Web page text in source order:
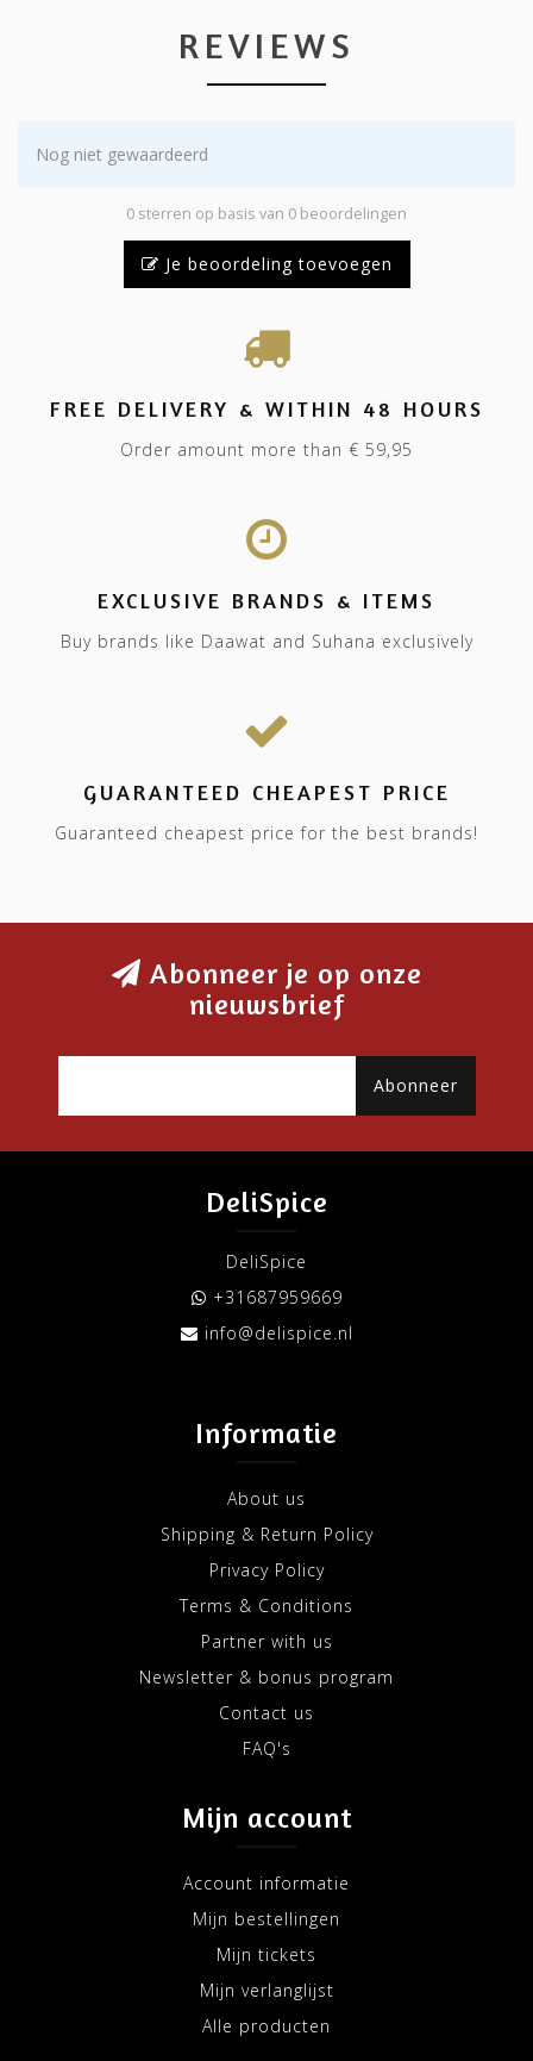
REVIEWS
Nog niet gewaardeerd
0 sterren op basis van 0 beoordelingen
Je beoordeling toevoegen
FREE DELIVERY & WITHIN 48 HOURS
Order amount more than € 59,95
EXCLUSIVE BRANDS & ITEMS
Buy brands like Daawat and Suhana exclusively
GUARANTEED CHEAPEST PRICE
Guaranteed cheapest price for the best brands!
Abonneer je op onze
nieuwsbrief
Abonneer
DeliSpice
DeliSpice
+31687959669
info@delispice.nl
Informatie
About us
Shipping & Return Policy
Privacy Policy
Terms & Conditions
Partner with us
Newsletter & bonus program
Contact us
FAQ's
Mijn account
Account informatie
Mijn bestellingen
Mijn tickets
Mijn verlanglijst
Alle producten